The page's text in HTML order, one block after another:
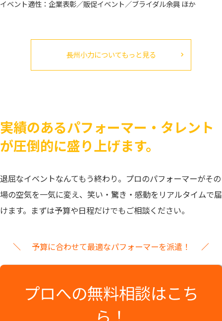
イベント適性：企業表彰／販促イベント／ブライダル余興 ほか
長州小力についてもっと見る
実績のあるパフォーマー・タレント
が圧倒的に盛り上げます。
退屈なイベントなんてもう終わり。プロのパフォーマーがその
場の空気を一気に変え、笑い・驚き・感動をリアルタイムで届
けます。まずは予算や日程だけでもご相談ください。
予算に合わせて最適なパフォーマーを派遣！
プロへの無料相談はこち
ら！